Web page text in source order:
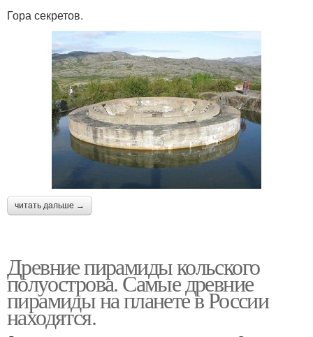
Гора секретов.
читать дальше →
Древние пирамиды кольского
полуострова. Самые древние
пирамиды на планете в России
находятся.